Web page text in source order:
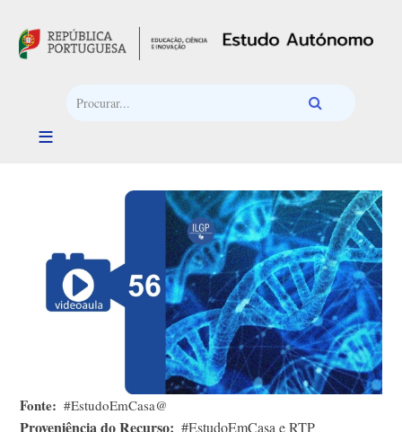
Fonte #EstudoEmCasa@
Proveniência do Recurso #EstudoEmCasa e RTP